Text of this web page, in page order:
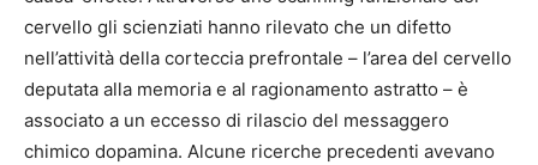
cervello gli scienziati hanno rilevato che un difetto
nell’attività della corteccia prefrontale – l’area del cervello
deputata alla memoria e al ragionamento astratto – è
associato a un eccesso di rilascio del messaggero
chimico dopamina. Alcune ricerche precedenti avevano